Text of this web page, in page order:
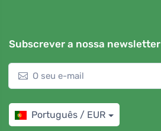
Subscrever a nossa newsletter
Português / EUR